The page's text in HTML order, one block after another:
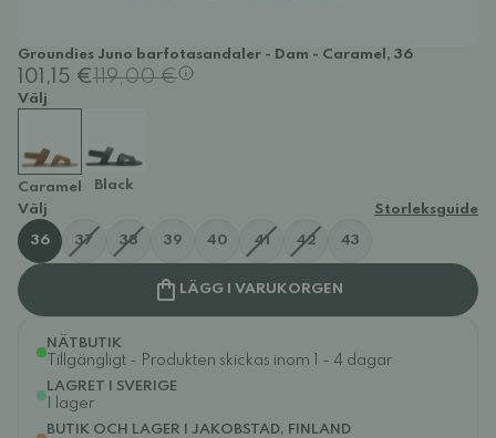
Groundies Juno barfotasandaler - Dam - Caramel, 36
101,15 €119,00 €
Välj
Caramel
Black
Välj
Storleksguide
36 37 38 39 40 41 42 43
LÄGG I VARUKORGEN
NÄTBUTIK
Tillgängligt - Produkten skickas inom 1 - 4 dagar
LAGRET I SVERIGE
I lager
BUTIK OCH LAGER I JAKOBSTAD, FINLAND